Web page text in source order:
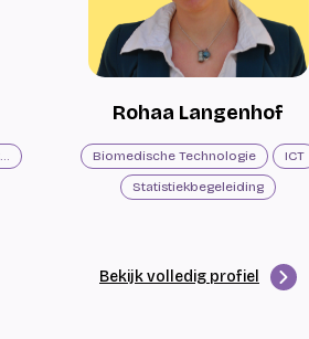
Techniek (Bouwkunde, Civiele Techniek, Engineering)
Rohaa Langenhof
Biomedische Technologie
ICT
Statistiekbegeleiding
Bekijk volledig profiel